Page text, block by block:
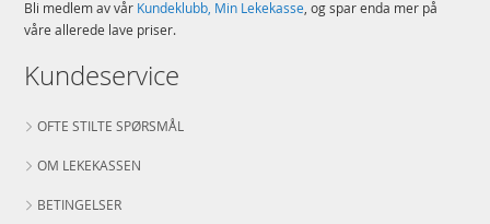
Bli medlem av vår Kundeklubb, Min Lekekasse, og spar enda mer på
våre allerede lave priser.
Kundeservice
OFTE STILTE SPØRSMÅL
OM LEKEKASSEN
BETINGELSER